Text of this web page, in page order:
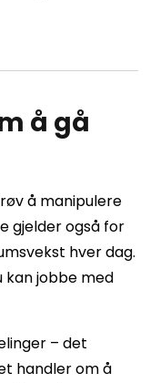
å gå
å manipulere
gjelder også for
hver dag.
kan jobbe med
– det
handler om å